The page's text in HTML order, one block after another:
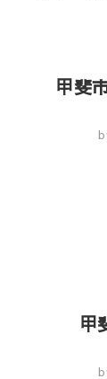
甲斐
甲